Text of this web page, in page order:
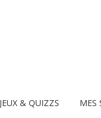
JEUX & QUIZZS MES